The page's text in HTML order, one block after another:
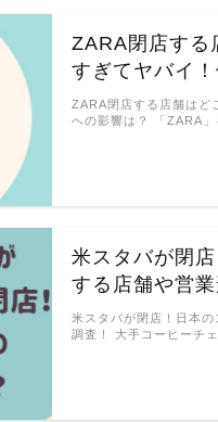
ZARA閉店する
すぎてヤバイ
ZARA閉店する店舗はど
への影響は？ 「ZARA
米スタバが閉
する店舗や営
米スタバが閉店！日本
調査！ 大手コーヒーチ